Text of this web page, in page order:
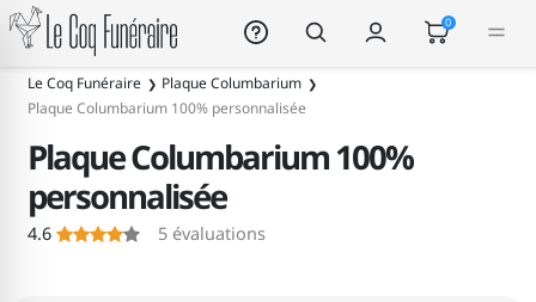
Le Coq Funéraire 0
Le Coq Funéraire
Plaque Columbarium
Plaque Columbarium 100% personnalisée
Plaque Columbarium 100%
personnalisée
4.6 5 évaluations